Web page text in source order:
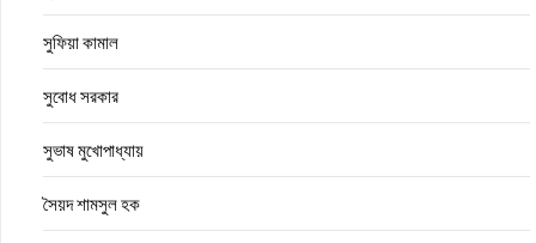
সুফিয়া কামাল
সুবোধ সরকার
সুভাষ মুখোপাধ্যায়
সৈয়দ শামসুল হক